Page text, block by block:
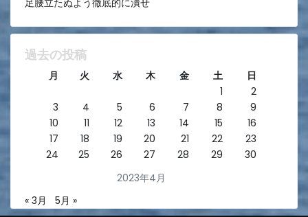
足腰立たぬよう徹底的に潰せ
過去の投稿
2023年4月
月 火 水 木 金 土
日
1
2
3
4 5 6 7 8
9
10
11 12 13 14 15
16
17
18 19 20 21 22
23
24
25 26 27 28 29 30
« 3月 5月 »